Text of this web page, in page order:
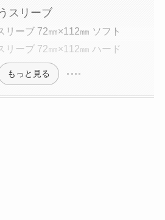
スリーブ
ーブ 72㎜×112㎜ ソフト
ーブ 72㎜×112㎜ ハード
もっと見る